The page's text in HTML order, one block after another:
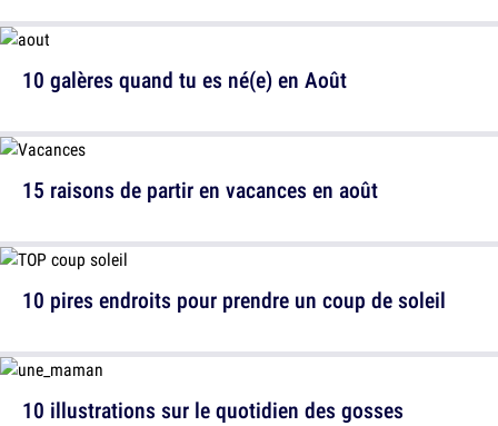
15 raisons de partir en vacances en août
10 illustrations sur le quotidien des gosses
10 galères quand tu es né(e) en Août
10 pires endroits pour prendre un coup de soleil